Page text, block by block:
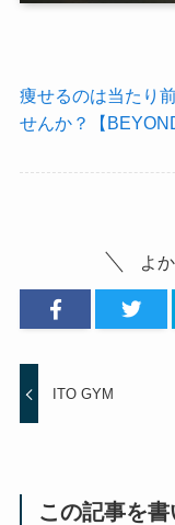
痩せるのは当たり
せんか？【
よ
ITO GYM
この記事を書